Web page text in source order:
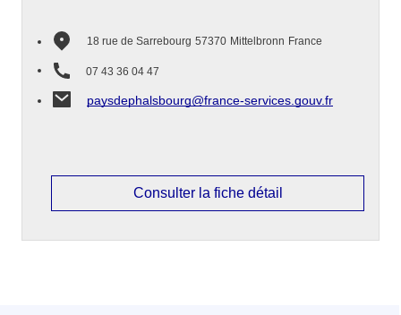
18 rue de Sarrebourg 57370 Mittelbronn France
07 43 36 04 47
paysdephalsbourg@france-services.gouv.fr
Consulter la fiche détail